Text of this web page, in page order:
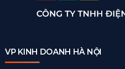
VP KINH DOANH HÀ NỘI